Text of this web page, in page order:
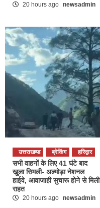
20 hours ago newsadmin
उत्तराखण्ड ब्रेकिंग हरिद्वार
सभी वाहनों के लिए 41 घंटे बाद
खुला सिमली- अल्मोड़ा नेशनल
हाईवे, आवाजाही सुचारू होने से मिली
राहत
20 hours ago newsadmin